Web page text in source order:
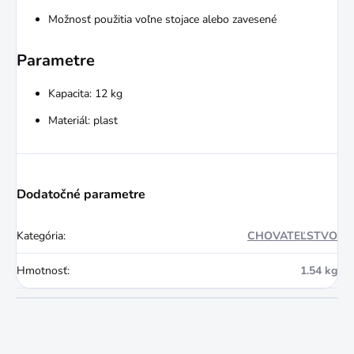
Možnosť použitia voľne stojace alebo zavesené
Parametre
Kapacita: 12 kg
Materiál: plast
Dodatočné parametre
Kategória: CHOVATEĽSTVO
Hmotnosť: 1.54 kg